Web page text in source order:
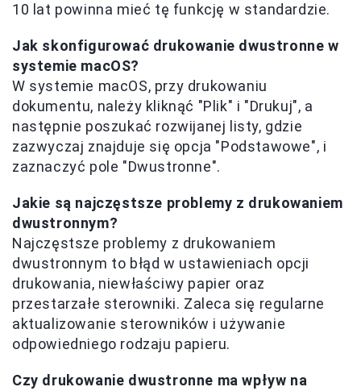
10 lat powinna mieć tę funkcję w standardzie.
Jak skonfigurować drukowanie dwustronne w
systemie macOS?
W systemie macOS, przy drukowaniu
dokumentu, należy kliknąć "Plik" i "Drukuj", a
następnie poszukać rozwijanej listy, gdzie
zazwyczaj znajduje się opcja "Podstawowe", i
zaznaczyć pole "Dwustronne".
Jakie są najczęstsze problemy z drukowaniem
dwustronnym?
Najczęstsze problemy z drukowaniem
dwustronnym to błąd w ustawieniach opcji
drukowania, niewłaściwy papier oraz
przestarzałe sterowniki. Zaleca się regularne
aktualizowanie sterowników i używanie
odpowiedniego rodzaju papieru.
Czy drukowanie dwustronne ma wpływ na